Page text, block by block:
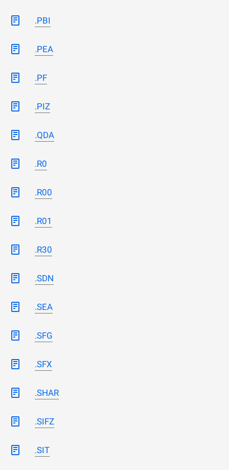
.PBI
.PEA
.PF
.PIZ
.QDA
.R0
.R00
.R01
.R30
.SDN
.SEA
.SFG
.SFX
.SHAR
.SIFZ
.SIT